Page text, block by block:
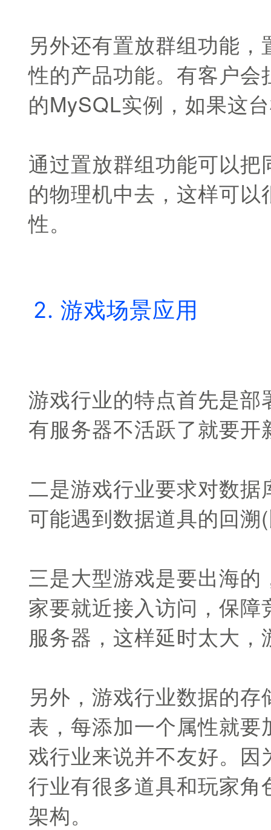
另外还有置放群组功能
性的产品功能。有客户
的MySQL实例，如果这
通过置放群组功能可以
的物理机中去，这样可
性。
2. 游戏场景应用
游戏行业的特点首先是
有服务器不活跃了就要开
二是游戏行业要求对数
可能遇到数据道具的回
三是大型游戏是要出海
家要就近接入访问，保
服务器，这样延时太大
另外，游戏行业数据的
表，每添加一个属性就
戏行业来说并不友好。
行业有很多道具和玩家
架构。